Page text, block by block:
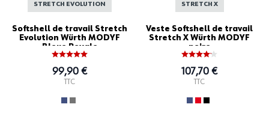
STRETCH EVOLUTION
Softshell de travail Stretch
Evolution Würth MODYF
Bleue Royale
99,90 €
TTC
STRETCH X
Veste Softshell de travail
Stretch X Würth MODYF
noire
107,70 €
TTC